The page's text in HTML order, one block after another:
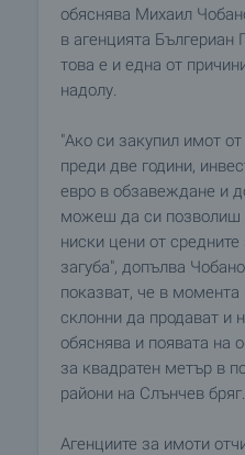
обяснява Михаил
в агенцията Бългериан
това е и една от
надолу.
"Ако си закупил имот
преди две години,
евро в обзавеждане и
можеш да си позволиш
ниски цени от
загуба", допълва
показват, че в
склонни да продават и
обяснява и появата на
за квадратен метър в
райони на Слънчев бряг.
Агенциите за имоти